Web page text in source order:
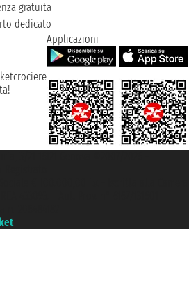
gratuita
dedicato
Applicazioni